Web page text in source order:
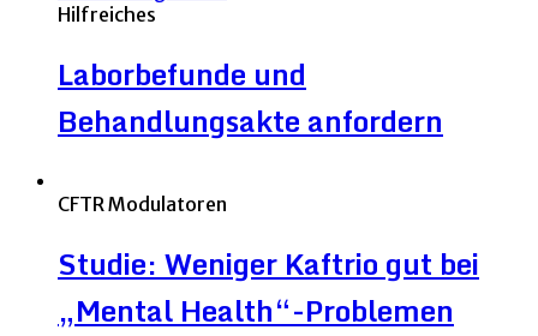
Hilfreiches
Laborbefunde und
Behandlungsakte anfordern
CFTR Modulatoren
Studie: Weniger Kaftrio gut bei
„Mental Health“-Problemen